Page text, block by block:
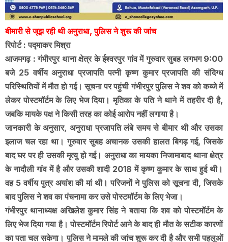
बीमारी से जूझ रही थी अनुराधा, पुलिस ने शुरू की जांच
रिपोर्ट : पद्माकर मिश्रा
आजमगढ़ : गंभीरपुर थाना क्षेत्र के ईश्वरपुर गांव में गुरुवार सुबह लगभग 9:00
बजे 25 वर्षीय अनुराधा प्रजापति पत्नी कृष्ण कुमार प्रजापति की संदिग्ध
परिस्थितियों में मौत हो गई। सूचना पर पहुंची गंभीरपुर पुलिस ने शव को कब्जे में
लेकर पोस्टमॉर्टम के लिए भेज दिया। मृतिका के पति ने थाने में तहरीर दी है,
जबकि मायके पक्ष ने किसी तरह का कोई आरोप नहीं लगाया है।
जानकारी के अनुसार, अनुराधा प्रजापति लंबे समय से बीमार थी और उसका
इलाज चल रहा था। गुरुवार सुबह अचानक उसकी हालत बिगड़ गई, जिसके
बाद घर पर ही उसकी मृत्यु हो गई। अनुराधा का मायका निजामाबाद थाना क्षेत्र
के नादौली गांव में है और उसकी शादी 2018 में कृष्ण कुमार के साथ हुई थी।
वह 5 वर्षीय पुत्र अयांश की मां थी। परिजनों ने पुलिस को सूचना दी, जिसके
बाद पुलिस ने शव का पंचनामा कर उसे पोस्टमॉर्टम के लिए भेजा।
गंभीरपुर थानाध्यक्ष अखिलेश कुमार सिंह ने बताया कि शव को पोस्टमॉर्टम के
लिए भेज दिया गया है। पोस्टमॉर्टम रिपोर्ट आने के बाद ही मौत के सटीक कारणों
का पता चल सकेगा। पुलिस ने मामले की जांच शुरू कर दी है और सभी पहलुओं